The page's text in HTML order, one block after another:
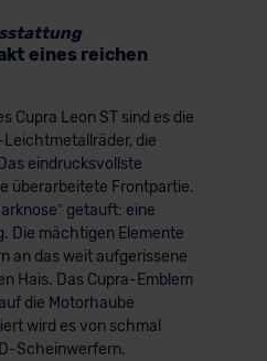
eines reichen
Cupra Leon ST sind es die
die
eindrucksvollste
überarbeitete Frontpartie.
getauft: eine
Die mächtigen Elemente
an das weit aufgerissene
Hais. Das Cupra-Emblem
die Motorhaube
wird es von schmal
Scheinwerfern.